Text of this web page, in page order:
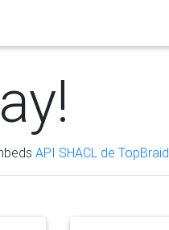
API SHACL de TopBraid